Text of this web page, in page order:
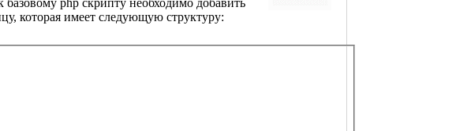
php скрипту необходимо добавить
которая имеет следующую структуру: